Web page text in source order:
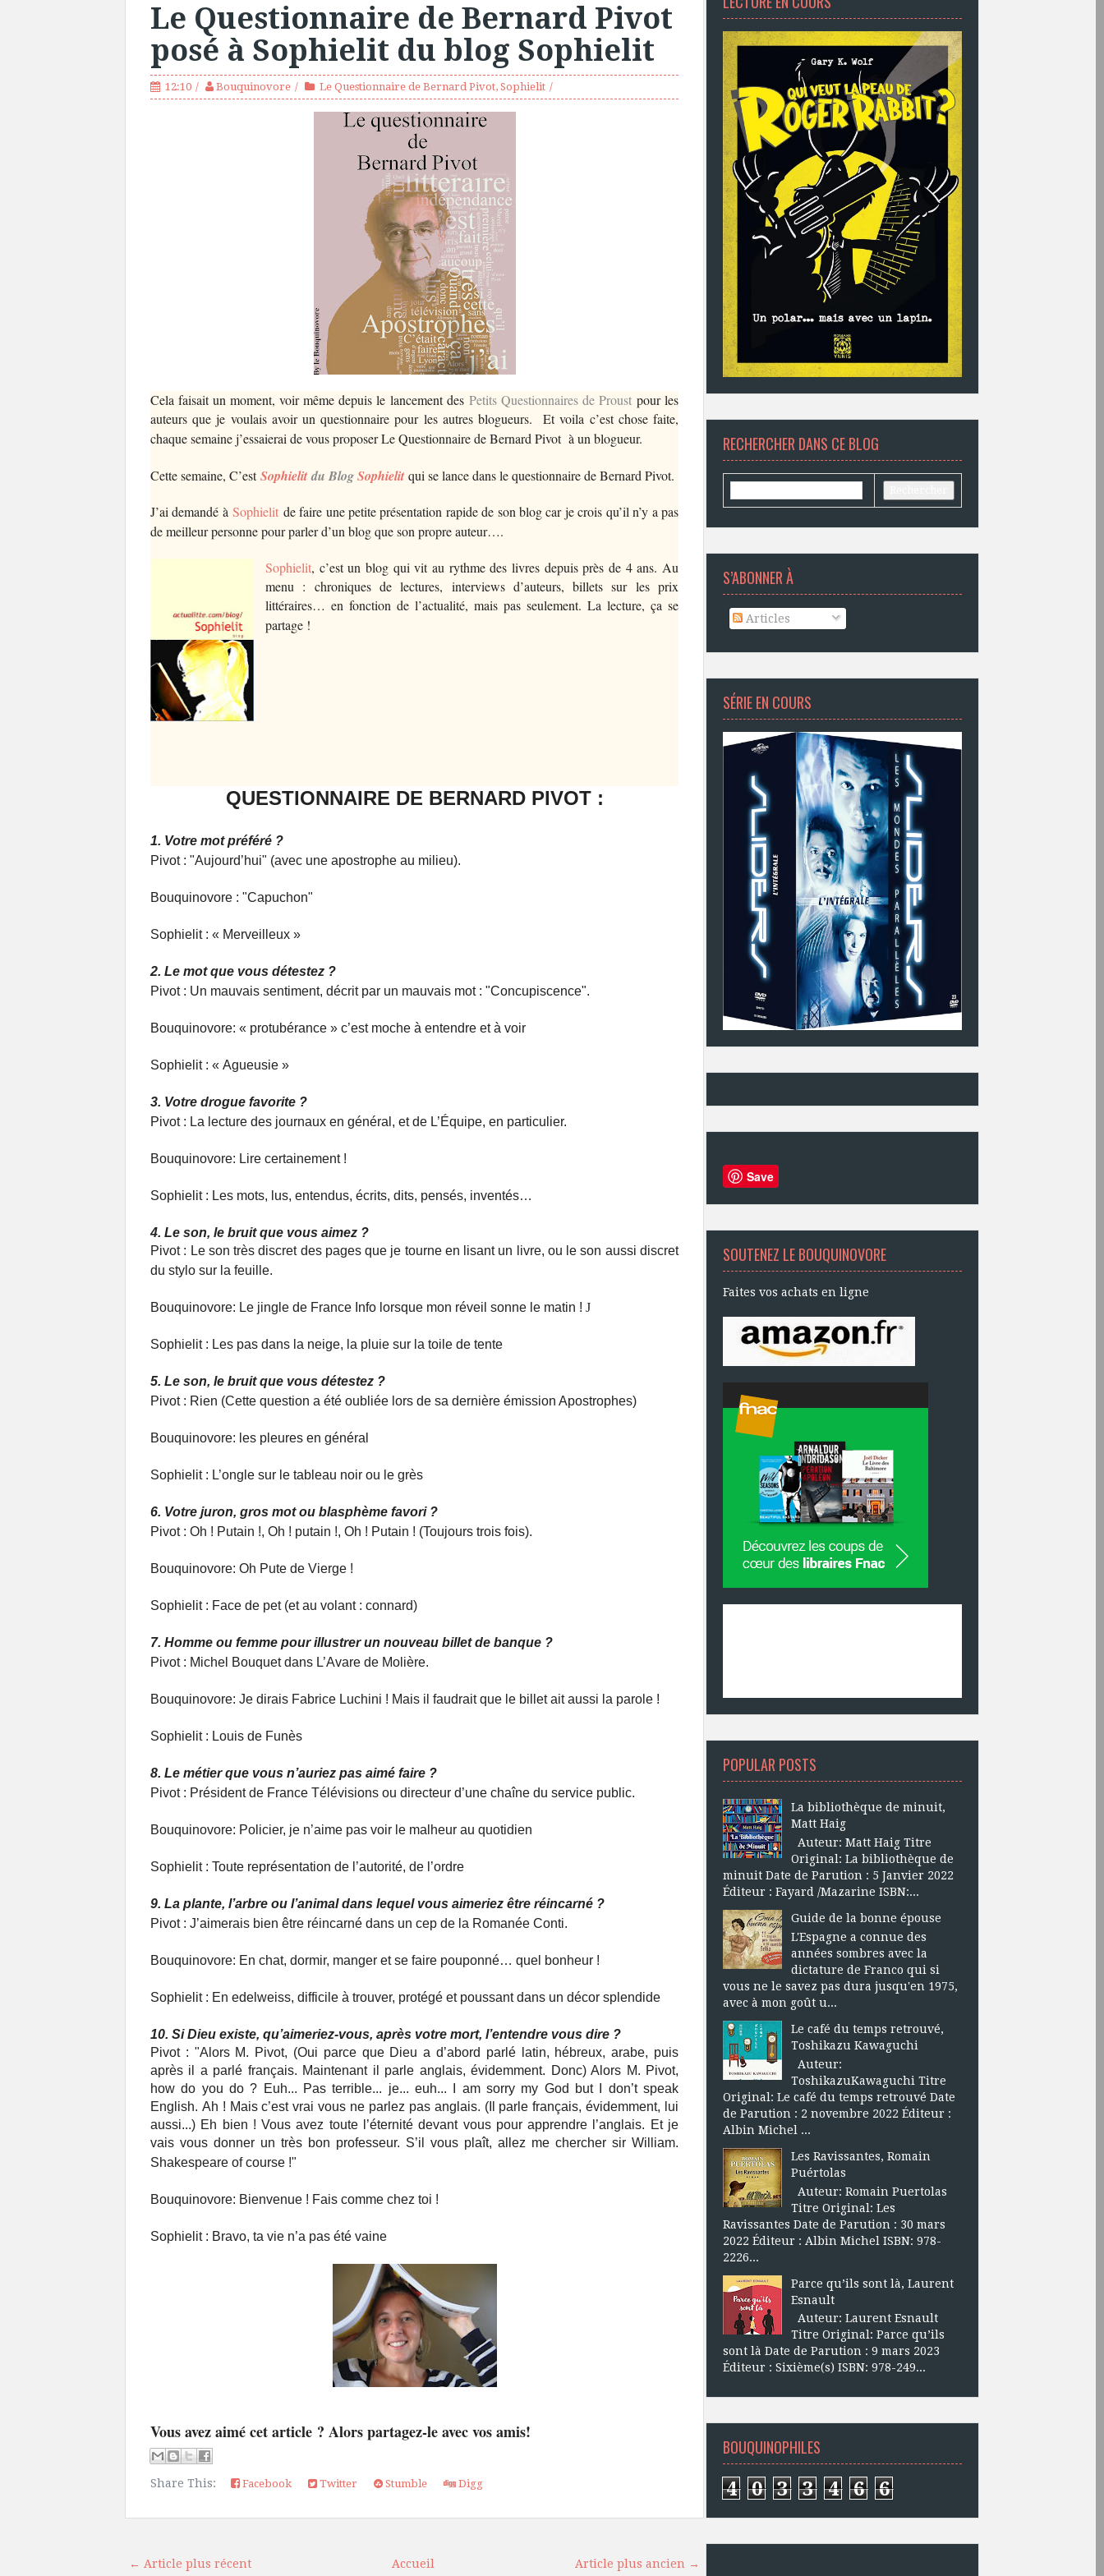
Le Questionnaire de Bernard Pivot
posé à Sophielit du blog Sophielit
12:10 Bouquinovore Le Questionnaire de Bernard Pivot, Sophielit
Cela faisait un moment, voir même depuis le lancement des Petits Questionnaires de Proustpour les
auteurs que je voulais avoir un questionnaire pour les autres blogueurs. Et voila c’est chose faite,
chaque semaine j’essaierai de vous proposer Le Questionnaire de Bernard Pivot à un blogueur.
Cette semaine, C’estSophielitdu BlogSophielit qui se lance dans le questionnaire de Bernard Pivot.
J’ai demandé àSophielit de faire une petite présentation rapide de son blog car je crois qu’il n’y a pas
de meilleur personne pour parler d’un blog que son propre auteur….
Sophielit, c’est un blog qui vit au rythme des livres depuis près de 4 ans. Au
menu : chroniques de lectures, interviews d’auteurs, billets sur les prix
littéraires… en fonction de l’actualité, mais pas seulement. La lecture, ça se
partage !
QUESTIONNAIRE DE BERNARD PIVOT :
1. Votre mot préféré ?
Pivot : "Aujourd’hui" (avec une apostrophe au milieu).
Bouquinovore : "Capuchon"
Sophielit : « Merveilleux »
2. Le mot que vous détestez ?
Pivot : Un mauvais sentiment, décrit par un mauvais mot : "Concupiscence".
Bouquinovore: « protubérance » c’est moche à entendre et à voir
Sophielit : « Agueusie »
3. Votre drogue favorite ?
Pivot : La lecture des journaux en général, et de L’Équipe, en particulier.
Bouquinovore: Lire certainement !
Sophielit : Les mots, lus, entendus, écrits, dits, pensés, inventés…
4. Le son, le bruit que vous aimez ?
Pivot : Le son très discret des pages que je tourne en lisant un livre, ou le son aussi discret
du stylo sur la feuille.
Bouquinovore: Le jingle de France Info lorsque mon réveil sonne le matin ! J
Sophielit : Les pas dans la neige, la pluie sur la toile de tente
5. Le son, le bruit que vous détestez ?
Pivot : Rien (Cette question a été oubliée lors de sa dernière émission Apostrophes)
Bouquinovore: les pleures en général
Sophielit : L’ongle sur le tableau noir ou le grès
6. Votre juron, gros mot ou blasphème favori ?
Pivot : Oh ! Putain !, Oh ! putain !, Oh ! Putain ! (Toujours trois fois).
Bouquinovore: Oh Pute de Vierge !
Sophielit : Face de pet (et au volant : connard)
7. Homme ou femme pour illustrer un nouveau billet de banque ?
Pivot : Michel Bouquet dans L’Avare de Molière.
Bouquinovore: Je dirais Fabrice Luchini ! Mais il faudrait que le billet ait aussi la parole !
Sophielit : Louis de Funès
8. Le métier que vous n’auriez pas aimé faire ?
Pivot : Président de France Télévisions ou directeur d’une chaîne du service public.
Bouquinovore: Policier, je n’aime pas voir le malheur au quotidien
Sophielit : Toute représentation de l’autorité, de l’ordre
9. La plante, l’arbre ou l’animal dans lequel vous aimeriez être réincarné ?
Pivot : J’aimerais bien être réincarné dans un cep de la Romanée Conti.
Bouquinovore: En chat, dormir, manger et se faire pouponné… quel bonheur !
Sophielit : En edelweiss, difficile à trouver, protégé et poussant dans un décor splendide
10. Si Dieu existe, qu’aimeriez-vous, après votre mort, l’entendre vous dire ?
Pivot : "Alors M. Pivot, (Oui parce que Dieu a d’abord parlé latin, hébreux, arabe, puis
après il a parlé français. Maintenant il parle anglais, évidemment. Donc) Alors M. Pivot,
how do you do ? Euh... Pas terrible... je... euh... I am sorry my God but I don’t speak
English. Ah ! Mais c’est vrai vous ne parlez pas anglais. (Il parle français, évidemment, lui
aussi...) Eh bien ! Vous avez toute l’éternité devant vous pour apprendre l’anglais. Et je
vais vous donner un très bon professeur. S’il vous plaît, allez me chercher sir William.
Shakespeare of course !"
Bouquinovore: Bienvenue ! Fais comme chez toi !
Sophielit : Bravo, ta vie n’a pas été vaine
Vous avez aimé cet article ? Alors partagez-le avec vos amis!
Share This: Facebook Twitter Stumble Digg
← Article plus récent Article plus ancien →
Accueil
RECHERCHER DANS CE BLOG
S’ABONNER À
Articles
SÉRIE EN COURS
Save
SOUTENEZ LE BOUQUINOVORE
Faites vos achats en ligne
POPULAR POSTS
La bibliothèque de minuit,
Matt Haig
Auteur: Matt Haig Titre
Original: La bibliothèque de
minuit Date de Parution : 5 Janvier 2022
Éditeur : Fayard /Mazarine ISBN:...
Guide de la bonne épouse
L'Espagne a connue des
années sombres avec la
dictature de Franco qui si
vous ne le savez pas dura jusqu'en 1975,
avec à mon goût u...
Le café du temps retrouvé,
Toshikazu Kawaguchi
Auteur:
ToshikazuKawaguchi Titre
Original: Le café du temps retrouvé Date
de Parution : 2 novembre 2022 Éditeur :
Albin Michel ...
Les Ravissantes, Romain
Puértolas
Auteur: Romain Puertolas
Titre Original: Les
Ravissantes Date de Parution : 30 mars
2022 Éditeur : Albin Michel ISBN: 978-
2226...
Parce qu’ils sont là, Laurent
Esnault
Auteur: Laurent Esnault
Titre Original: Parce qu’ils
sont là Date de Parution : 9 mars 2023
Éditeur : Sixième(s) ISBN: 978-249...
BOUQUINOPHILES
4 0 3 3 4 6 6